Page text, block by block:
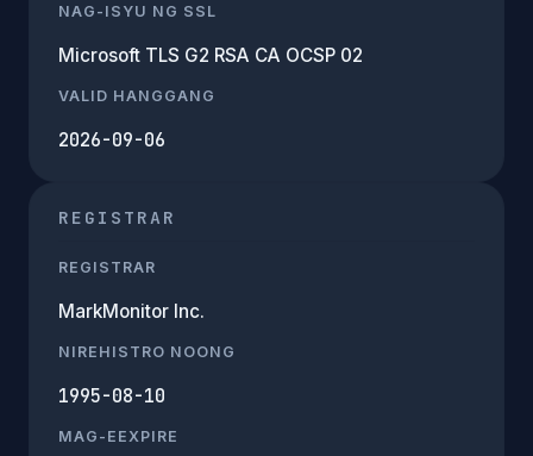
NAG-ISYU NG SSL
Microsoft TLS G2 RSA CA OCSP 02
VALID HANGGANG
2026-09-06
REGISTRAR
REGISTRAR
MarkMonitor Inc.
NIREHISTRO NOONG
1995-08-10
MAG-EEXPIRE